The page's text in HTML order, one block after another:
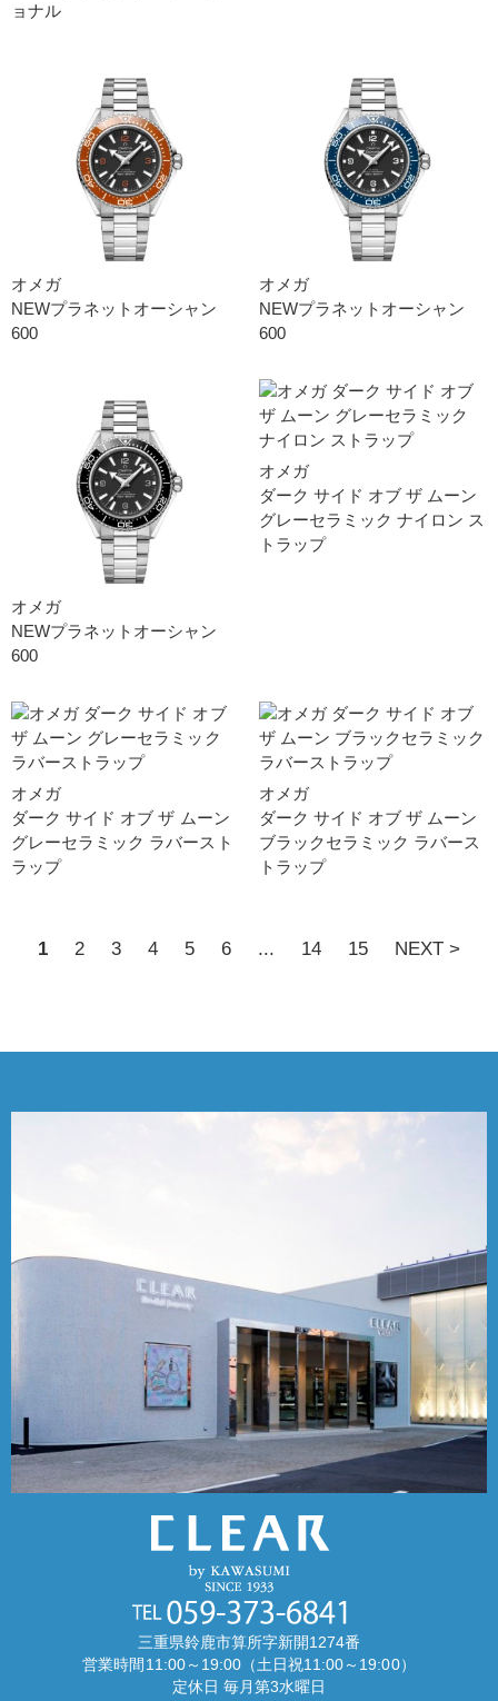
ョナ ル
オメガ
NEWプラネットオーシャン
600
オメガ
NEWプラネットオーシャン
600
オメガ
NEWプラネットオーシャン
600
オメガ
ダーク サイド オブ ザ ムー ン
グレーセラミック ナイロン ス
トラッ プ
オメガ
ダーク サイド オブ ザ ムー ン
グレーセラミック ラバースト
ラッ プ
オメガ
ダーク サイド オブ ザ ムー ン
ブラックセラミック ラバース
トラッ プ
1 2 3 4 5 6 ... 14 15 NEXT >
三重県鈴鹿市算所字新開1274番
営業時間11:00～19:00（土日祝11:00～19:00）
定休日 毎月第3水曜日